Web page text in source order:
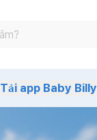
Tải app Baby Billy